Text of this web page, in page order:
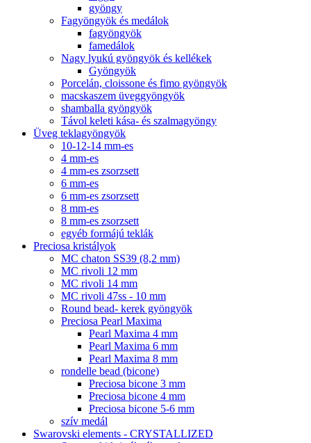
gyöngy
Fagyöngyök és medálok
fagyöngyök
famedálok
Nagy lyukú gyöngyök és kellékek
Gyöngyök
Porcelán, cloissone és fimo gyöngyök
macskaszem üveggyöngyök
shamballa gyöngyök
Távol keleti kása- és szalmagyöngy
Üveg teklagyöngyök
10-12-14 mm-es
4 mm-es
4 mm-es zsorzsett
6 mm-es
6 mm-es zsorzsett
8 mm-es
8 mm-es zsorzsett
egyéb formájú teklák
Preciosa kristályok
MC chaton SS39 (8,2 mm)
MC rivoli 12 mm
MC rivoli 14 mm
MC rivoli 47ss - 10 mm
Round bead- kerek gyöngyök
Preciosa Pearl Maxima
Pearl Maxima 4 mm
Pearl Maxima 6 mm
Pearl Maxima 8 mm
rondelle bead (bicone)
Preciosa bicone 3 mm
Preciosa bicone 4 mm
Preciosa bicone 5-6 mm
szív medál
Swarovski elements - CRYSTALLIZED